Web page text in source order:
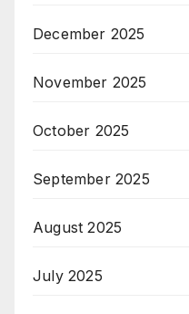
December 2025
November 2025
October 2025
September 2025
August 2025
July 2025